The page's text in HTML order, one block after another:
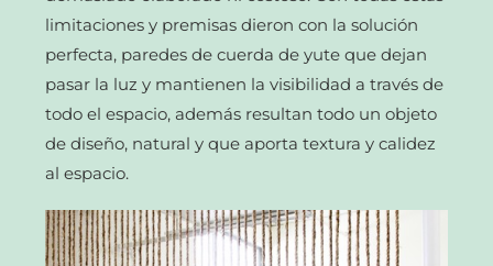
limitaciones y premisas dieron con la solución
perfecta, paredes de cuerda de yute que dejan
pasar la luz y mantienen la visibilidad a través de
todo el espacio, además resultan todo un objeto
de diseño, natural y que aporta textura y calidez
al espacio.